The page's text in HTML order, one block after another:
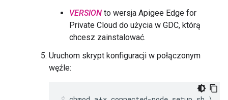
VERSION to wersja Apigee Edge for
Private Cloud do użycia w GDC, którą
chcesz zainstalować.
Uruchom skrypt konfiguracji w połączonym
węźle: